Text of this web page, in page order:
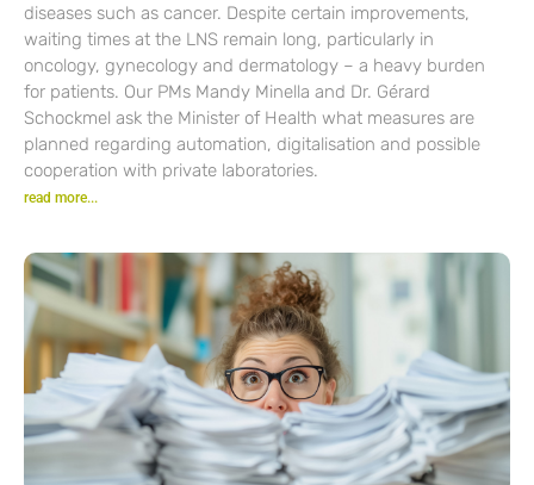
diseases such as cancer. Despite certain improvements,
waiting times at the LNS remain long, particularly in
oncology, gynecology and dermatology – a heavy burden
for patients. Our PMs Mandy Minella and Dr. Gérard
Schockmel ask the Minister of Health what measures are
planned regarding automation, digitalisation and possible
cooperation with private laboratories.
read more...